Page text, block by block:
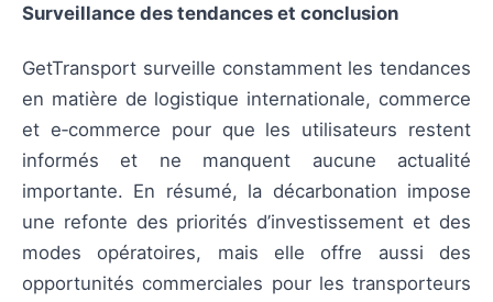
Surveillance des tendances et conclusion
GetTransport surveille constamment les tendances
en matière de logistique internationale, commerce
et e‑commerce pour que les utilisateurs restent
informés et ne manquent aucune actualité
importante. En résumé, la décarbonation impose
une refonte des priorités d’investissement et des
modes opératoires, mais elle offre aussi des
opportunités commerciales pour les transporteurs